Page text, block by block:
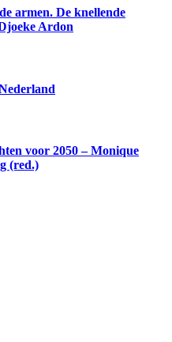
armen. De knellende
Ardon
voor 2050 – Monique
(red.)